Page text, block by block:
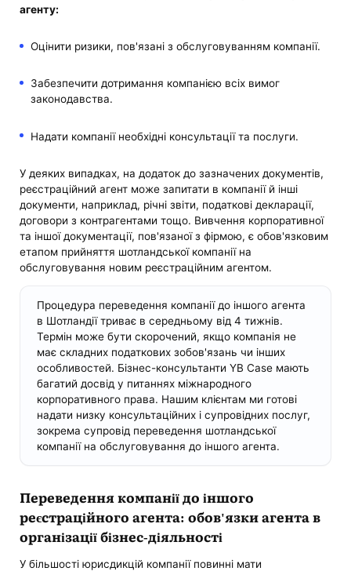
агенту:
Оцінити ризики, пов'язані з обслуговуванням компанії.
Забезпечити дотримання компанією всіх вимог
законодавства.
Надати компанії необхідні консультації та послуги.
У деяких випадках, на додаток до зазначених документів,
реєстраційний агент може запитати в компанії й інші
документи, наприклад, річні звіти, податкові декларації,
договори з контрагентами тощо. Вивчення корпоративної
та іншої документації, пов'язаної з фірмою, є обов'язковим
етапом прийняття шотландської компанії на
обслуговування новим реєстраційним агентом.
Процедура переведення компанії до іншого агента
в Шотландії триває в середньому від 4 тижнів.
Термін може бути скорочений, якщо компанія не
має складних податкових зобов'язань чи інших
особливостей. Бізнес-консультанти YB Case мають
багатий досвід у питаннях міжнародного
корпоративного права. Нашим клієнтам ми готові
надати низку консультаційних і супровідних послуг,
зокрема супровід переведення шотландської
компанії на обслуговування до іншого агента.
Переведення компанії до іншого
реєстраційного агента: обов'язки агента в
організації бізнес-діяльності
У більшості юрисдикцій компанії повинні мати